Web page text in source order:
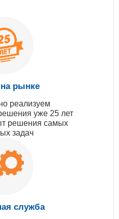
рынке
реализуем
уже 25 лет
решения самых
задач
служба